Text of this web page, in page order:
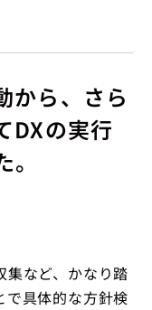
から、さら
DXの実行
集など、かなり踏
で具体的な方針検